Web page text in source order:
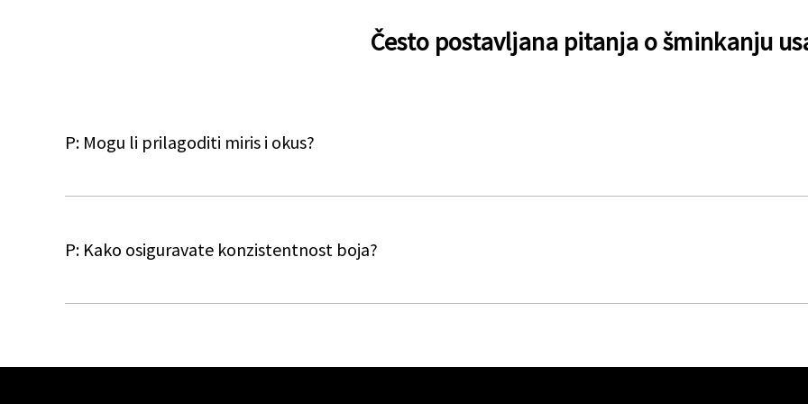
Često postavljana pitanja o šminkanju
P: Mogu li prilagoditi miris i okus?
P: Kako osiguravate konzistentnost boja?